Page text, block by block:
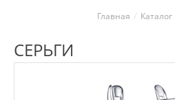
Главная Каталог
СЕРЬГИ